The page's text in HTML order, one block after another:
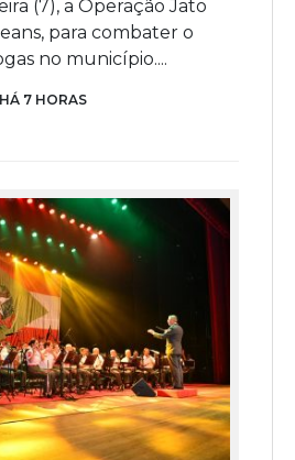
(7), a Operação Jato
para combater o
no município....
HÁ 7 HORAS